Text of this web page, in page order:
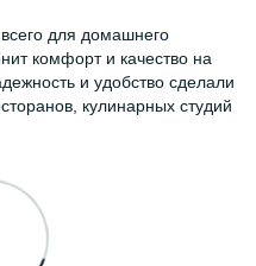
для домашнего
комфорт и качество на
и удобство сделали
кулинарных студий